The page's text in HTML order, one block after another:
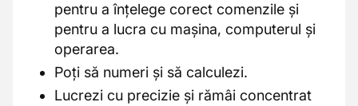
pentru a înțelege corect comenzile și
pentru a lucra cu mașina, computerul și
operarea.
Poți să numeri și să calculezi.
Lucrezi cu precizie și rămâi concentrat